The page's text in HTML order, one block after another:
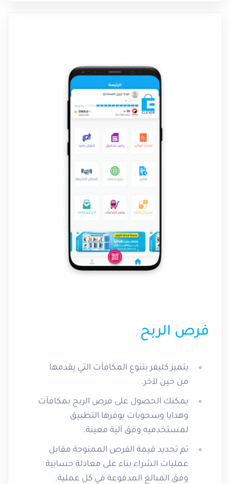
فرص الربح
يتميز كليفر بتنوع المكافآت التي يقدمها
من حين لآخر.
يمكنك الحصول على فرص الربح بمكافآت
وهدايا وسحوبات يوفرها التطبيق
لمستخدميه وفق آلية معينة.
تم تحديد قيمة الفرص الممنوحة مقابل
عمليات الشراء بناء على معادلة حسابية
وفق المبالغ المدفوعة في كل عملية.